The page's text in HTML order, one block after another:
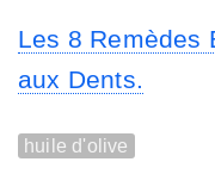
Les 8 Remèdes
aux Dents.
huile d'olive